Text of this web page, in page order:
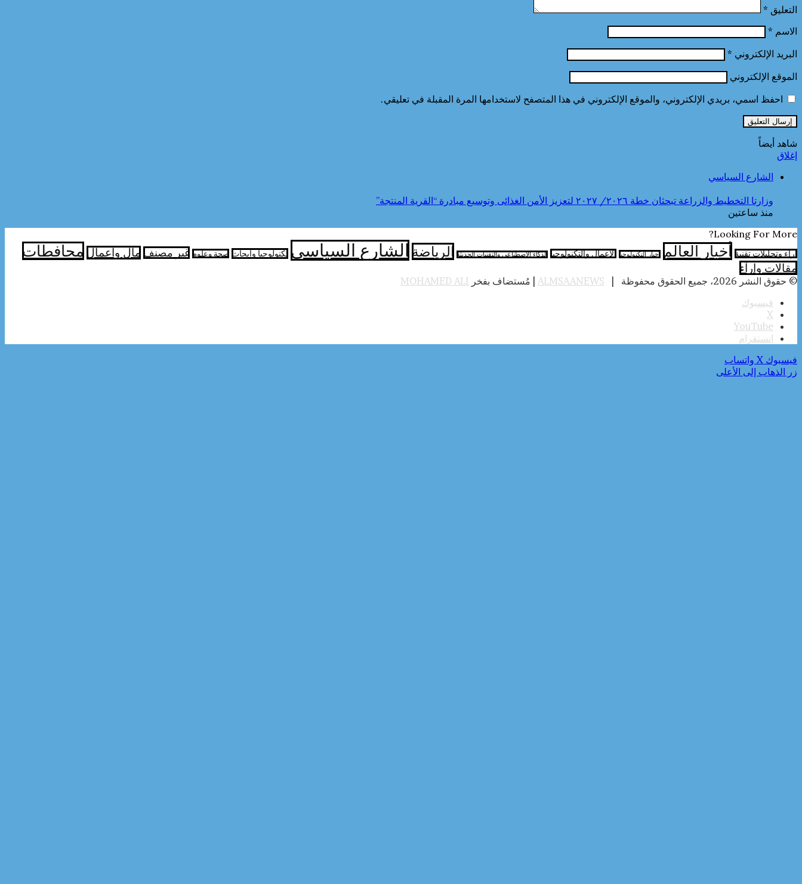
التعليق *
الاسم *
البريد الإلكتروني *
الموقع الإلكتروني
احفظ اسمي، بريدي الإلكتروني، والموقع الإلكتروني في هذا المتصفح لاستخدامها المرة المقبلة في تعليقي.
شاهد أيضاً
إغلاق
الشارع السياسي
وزارتا التخطيط والزراعة تبحثان خطة ٢٠٢٦/ ٢٠٢٧ لتعزيز الأمن الغذائى وتوسيع مبادرة “القرية المنتجة”
منذ ساعتين
Looking For More?
آراء وتحليلات تقنية أخبار العالم اخبار التكنولوجيا الأعمال والتكنولوجيا الذكاء الاصطناعي والتقنيات الحديثة الرياضة الشارع السياسي تكنولوجيا وابحاث صحة وعلوم غير مصنف مال واعمال محافطات
مقالات وارآء
© حقوق النشر 2026، جميع الحقوق محفوظة | ALMSAANEWS | مُستضاف بفخر MOHAMED ALI
فيسبوك
‫X
‫YouTube
انستقرام
فيسبوك ‫X واتساب
زر الذهاب إلى الأعلى